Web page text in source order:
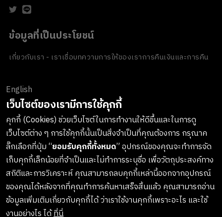
ข้อมูลที่เป็นประโยชน์
เกี่ยวกับเรา - เราเชื่อบทความการให้ของเราการคืนเงินและการคืน
ช่องทางการชำระเงิน
ลงทะเบียนรับข่าวสารจาก LUSH
เกาะติดทุกการอัพเดทสินค้าใหม่ๆ กิจกรรมต่างๆและอื่นๆอีกมากมาย
ทางบริษัทจะไม่เปิดเผยหรือเผยแพร่ข้อมูลส่วนตัวของคุณให้แก่
บุคคลที่สาม และคุณสามารถกดยกเลิกรับข่าวสารได้ทุกเมื่อ
English
เว็บไซต์ของเรามีการใช้คุกกี้
คุกกี้ (Cookies) ช่วยเว็บไซต์ในการทำงานให้ดีขึ้นและในการดู
เว็บไซต์ต่าง ๆ การใช้คุกกี้นั้นเป็นสิ่งจำเป็นที่คุณต้องการ กรุณาค
ลิ๊กเลือกที่ปุ่ม “ยอมรับคุกกี้ทั้งหมด” อุปกรณ์ของคุณจะทำการจัด
เก็บคุกกี้เล็กน้อยที่จำเป็นและไม่ทำการระบุชื่อ เพื่อวัตถุประสงค์ทาง
สถิติและการวิเคราะห์ คุณสามารถลบคุกกี้เหล่านี้ออกจากอุปกรณ์
ของคุณได้หลังจากที่คุณทำการค้นหาเสร็จสิ้นแล้ว คุณสามารถอ่าน
ข้อมูลเพิ่มเติมเกี่ยวกับคุกกี้ได้ ว่าเราใช้งานคุกกี้เพราะอะไร และใช้
งานอย่างไร ได้ที่นี่